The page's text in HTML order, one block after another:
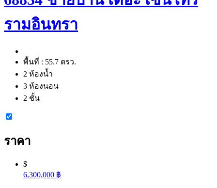
รามอินทรา
พื้นที่ : 55.7 ตรว.
2 ห้องน้ำ
3 ห้องนอน
2 ชั้น
ราคา
$
6,300,000 ฿